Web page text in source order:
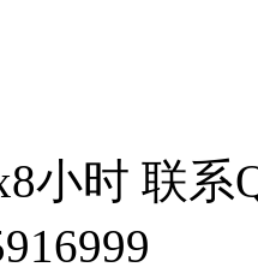
小时 联系